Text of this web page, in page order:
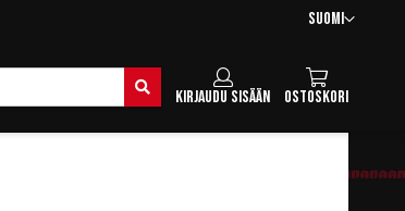
Kieli
Suomi
Ostoskori
Kirjaudu sisään